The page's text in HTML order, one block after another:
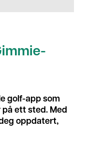
golf-app som
ett sted. Med
oppdatert,